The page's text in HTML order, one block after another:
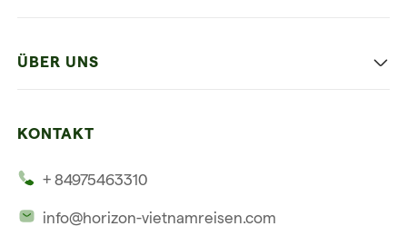
Die Beste Reise
Mehrere Länder
ÜBER UNS
KONTAKT
+ 84975463310
info@horizon-vietnamreisen.com